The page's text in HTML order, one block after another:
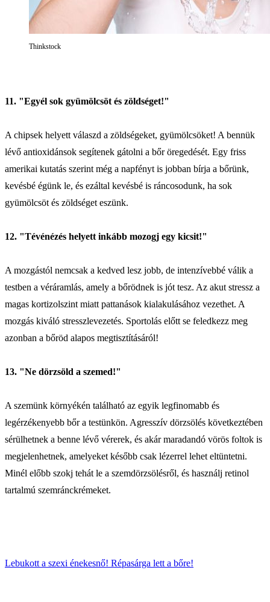
Thinkstock
11. "Egyél sok gyümölcsöt és zöldséget!"
A chipsek helyett válaszd a zöldségeket, gyümölcsöket! A bennük
lévő antioxidánsok segítenek gátolni a bőr öregedését. Egy friss
amerikai kutatás szerint még a napfényt is jobban bírja a bőrünk,
kevésbé égünk le, és ezáltal kevésbé is ráncosodunk, ha sok
gyümölcsöt és zöldséget eszünk.
12. "Tévénézés helyett inkább mozogj egy kicsit!"
A mozgástól nemcsak a kedved lesz jobb, de intenzívebbé válik a
testben a véráramlás, amely a bőrödnek is jót tesz. Az akut stressz a
magas kortizolszint miatt pattanások kialakulásához vezethet. A
mozgás kiváló stresszlevezetés. Sportolás előtt se feledkezz meg
azonban a bőröd alapos megtisztításáról!
13. "Ne dörzsöld a szemed!"
A szemünk környékén található az egyik legfinomabb és
legérzékenyebb bőr a testünkön. Agresszív dörzsölés következtében
sérülhetnek a benne lévő vérerek, és akár maradandó vörös foltok is
megjelenhetnek, amelyeket később csak lézerrel lehet eltüntetni.
Minél előbb szokj tehát le a szemdörzsölésről, és használj retinol
tartalmú szemránckrémeket.
Lebukott a szexi énekesnő! Répasárga lett a bőre!